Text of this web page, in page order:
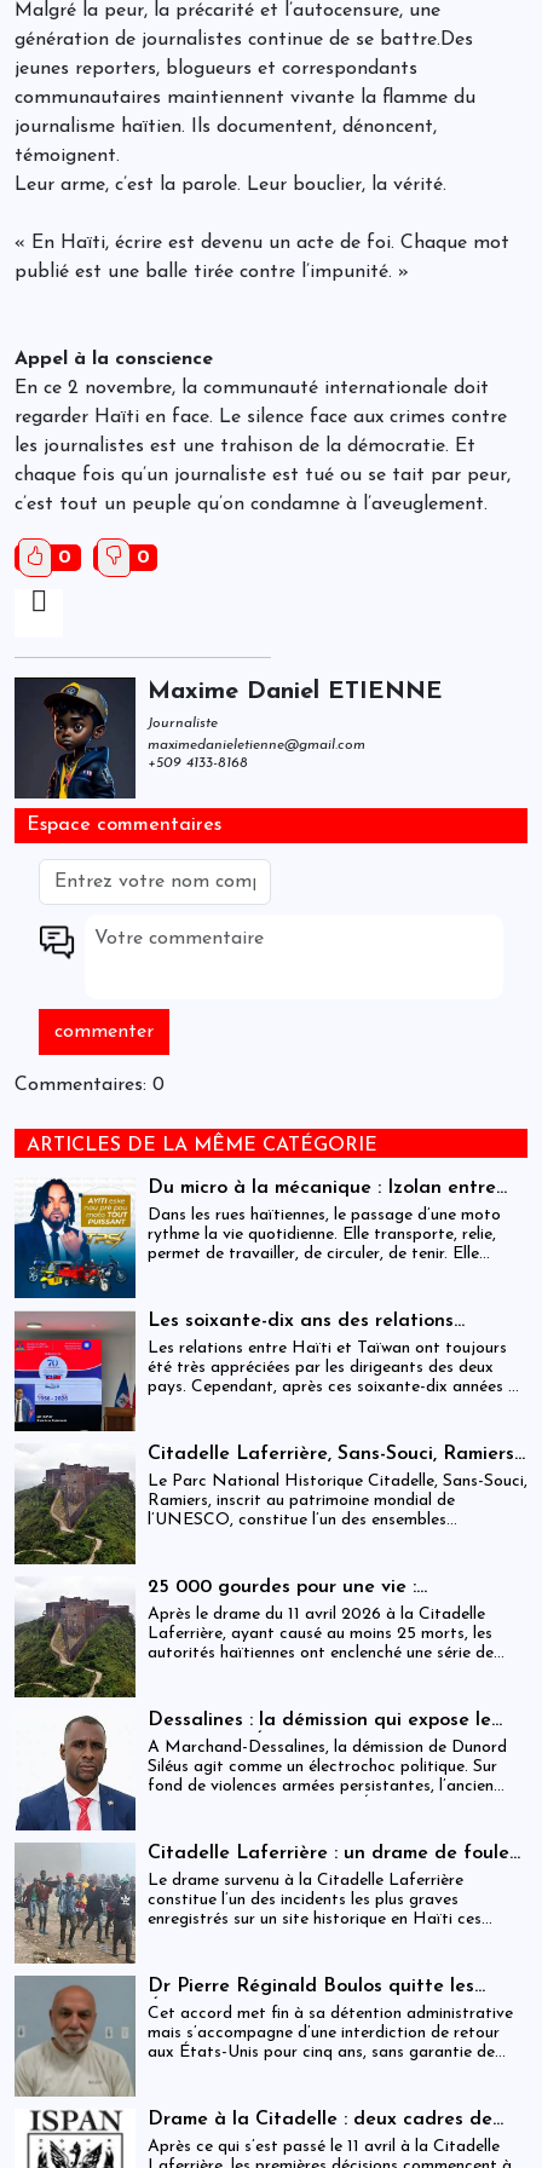
Malgré la peur, la précarité et l’autocensure, une
génération de journalistes continue de se battre.Des
jeunes reporters, blogueurs et correspondants
communautaires maintiennent vivante la flamme du
journalisme haïtien. Ils documentent, dénoncent,
témoignent.
Leur arme, c’est la parole. Leur bouclier, la vérité.
« En Haïti, écrire est devenu un acte de foi. Chaque mot
publié est une balle tirée contre l’impunité. »
Appel à la conscience
En ce 2 novembre, la communauté internationale doit
regarder Haïti en face. Le silence face aux crimes contre
les journalistes est une trahison de la démocratie. Et
chaque fois qu’un journaliste est tué ou se tait par peur,
c’est tout un peuple qu’on condamne à l’aveuglement.
0 0
Maxime Daniel ETIENNE
Journaliste
maximedanieletienne@gmail.com
+509 4133-8168
Espace commentaires
Commentaires: 0
ARTICLES DE LA MÊME CATÉGORIE
Du micro à la mécanique : Izolan entre
dans l’univers des motocyclettes en Haïti
Dans les rues haïtiennes, le passage d’une moto
rythme la vie quotidienne. Elle transporte, relie,
permet de travailler, de circuler, de tenir. Elle
personnes.
Les soixante-dix ans des relations
haïtiano-taïwanaises : entre dépendance
et ambiguïtés stratégiques
Les relations entre Haïti et Taïwan ont toujours
été très appréciées par les dirigeants des deux
pays. Cependant, après ces soixante-dix années de
objectifs de développement durable sur lesquels
Haïti devrait se fixer.
Citadelle Laferrière, Sans-Souci, Ramiers :
gouvernance absente d’un patrimoine
mondial sous pression structurelle
Le Parc National Historique Citadelle, Sans-Souci,
Ramiers, inscrit au patrimoine mondial de
l’UNESCO, constitue l’un des ensembles
déploie une réalité institutionnelle fragilisée par
l’absence prolongée de gouvernance effective.
25 000 gourdes pour une vie :
arrestations, révocations et démission
après le drame de la Citadelle
Après le drame du 11 avril 2026 à la Citadelle
Laferrière, ayant causé au moins 25 morts, les
autorités haïtiennes ont enclenché une série de
USD) par victime est maintenue, ravivant les
critiques sur la gestion des catastrophes publiques.
Dessalines : la démission qui expose le
silence de l’État
À Marchand-Dessalines, la démission de Dunord
Siléus agit comme un électrochoc politique. Sur
fond de violences armées persistantes, l’ancien
désormais les capacités locales.
Citadelle Laferrière : un drame de foule
ayant fait plus de 25 morts, enquête en
cours et zones d’ombre persistantes
Le drame survenu à la Citadelle Laferrière
constitue l’un des incidents les plus graves
enregistrés sur un site historique en Haïti ces
Dr Pierre Réginald Boulos quitte les
États-Unis pour la Colombie après un
accord migratoire
Cet accord met fin à sa détention administrative
mais s’accompagne d’une interdiction de retour
aux États-Unis pour cinq ans, sans garantie de
Drame à la Citadelle : deux cadres de
l’ISPAN et du MCC remerciés
Après ce qui s’est passé le 11 avril à la Citadelle